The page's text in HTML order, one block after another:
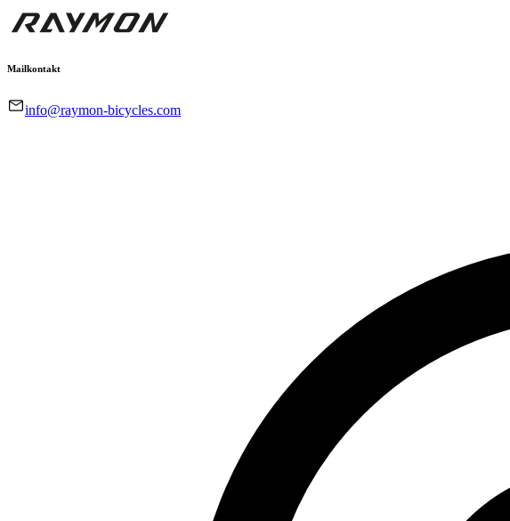
Mailkontakt
info@raymon-bicycles.com